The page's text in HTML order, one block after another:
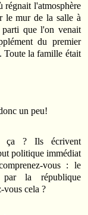
régnait l'atmosphère
le mur de la salle à
parti que l'on venait
du premier
Toute la famille était
un peu!
ça ? Ils écrivent
politique immédiat
: le
la république
cela ?